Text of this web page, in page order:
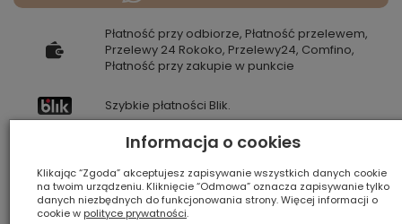
Płatność przy odbiorze, Płatność przelewem,
Przelewy 24 Rokoko, Przelewy24, Comfino,
Płatność przy zakupie w punkcie
Szybkie płatności Blik.
w zależności od ustawień sprzętu, na którym jest wyświetlany.
Szybka Raty 0%
Informacja o cookies
Klikając “Zgoda” akceptujesz zapisywanie wszystkich danych cookie
na twoim urządzeniu. Kliknięcie “Odmowa” oznacza zapisywanie tylko
danych niezbędnych do funkcjonowania strony. Więcej informacji o
cookie w polityce prywatności.